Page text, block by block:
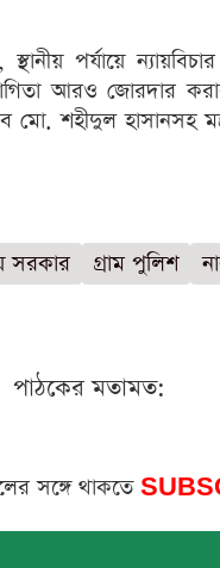
পর্যায়ে
আরও জোরদার
মো. শহীদুল হাসানসহ
সরকার গ্রাম পুলিশ
পাঠকের মতামত:
সঙ্গে থাকতে